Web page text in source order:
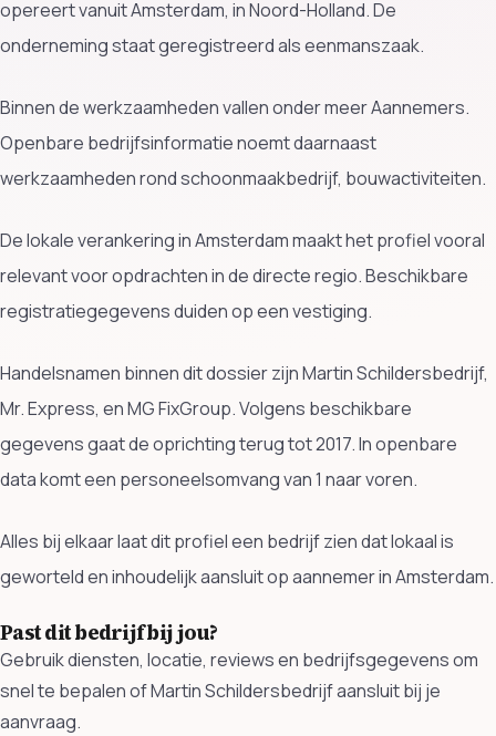
opereert vanuit Amsterdam, in Noord-Holland. De
onderneming staat geregistreerd als eenmanszaak.
Binnen de werkzaamheden vallen onder meer Aannemers.
Openbare bedrijfsinformatie noemt daarnaast
werkzaamheden rond schoonmaakbedrijf, bouwactiviteiten.
De lokale verankering in Amsterdam maakt het profiel vooral
relevant voor opdrachten in de directe regio. Beschikbare
registratiegegevens duiden op een vestiging.
Handelsnamen binnen dit dossier zijn Martin Schildersbedrijf,
Mr. Express, en MG FixGroup. Volgens beschikbare
gegevens gaat de oprichting terug tot 2017. In openbare
data komt een personeelsomvang van 1 naar voren.
Alles bij elkaar laat dit profiel een bedrijf zien dat lokaal is
geworteld en inhoudelijk aansluit op aannemer in Amsterdam.
Past dit bedrijf bij jou?
Gebruik diensten, locatie, reviews en bedrijfsgegevens om
snel te bepalen of Martin Schildersbedrijf aansluit bij je
aanvraag.